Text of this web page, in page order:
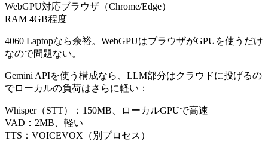
WebGPU対応ブラウザ（Chrome/Edge）
RAM 4GB程度
4060 Laptopなら余裕。WebGPUはブラウザがGPUを使うだけ
なので問題ない。
Gemini APIを使う構成なら、LLM部分はクラウドに投げるの
でローカルの負荷はさらに軽い：
Whisper（STT）：150MB、ローカルGPUで高速
VAD：2MB、軽い
TTS：VOICEVOX（別プロセス）